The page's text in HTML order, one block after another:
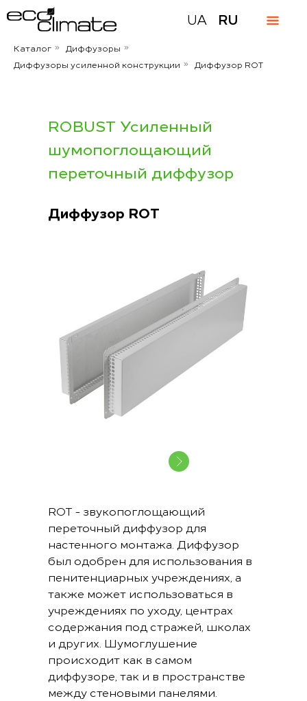
UA RU
Каталог » Диффузоры »
Диффузоры усиленной конструкции » Диффузор ROT
ROBUST Усиленный
шумопоглощающий
переточный диффузор
Диффузор ROT
ROT - звукопоглощающий
переточный диффузор для
настенного монтажа. Диффузор
был одобрен для использования в
пенитенциарных учреждениях, а
также может использоваться в
учреждениях по уходу, центрах
содержания под стражей, школах
и других. Шумоглушение
происходит как в самом
диффузоре, так и в пространстве
между стеновыми панелями.